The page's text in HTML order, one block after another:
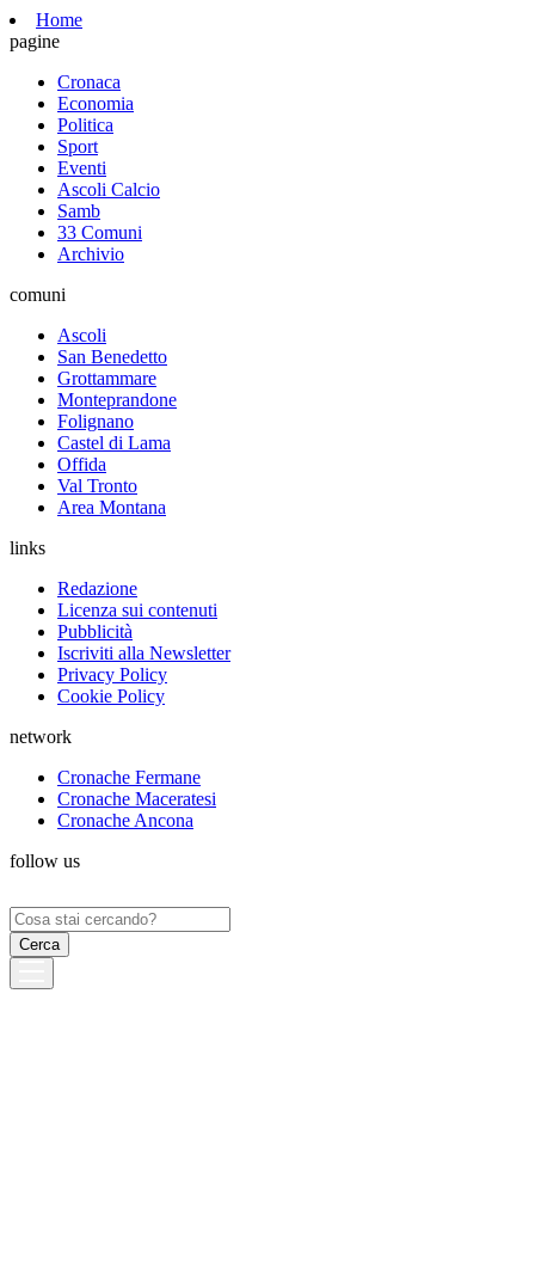
Home
pagine
Cronaca
Economia
Politica
Sport
Eventi
Ascoli Calcio
Samb
33 Comuni
Archivio
comuni
Ascoli
San Benedetto
Grottammare
Monteprandone
Folignano
Castel di Lama
Offida
Val Tronto
Area Montana
links
Redazione
Licenza sui contenuti
Pubblicità
Iscriviti alla Newsletter
Privacy Policy
Cookie Policy
network
Cronache Fermane
Cronache Maceratesi
Cronache Ancona
follow us
Ricerca
per: